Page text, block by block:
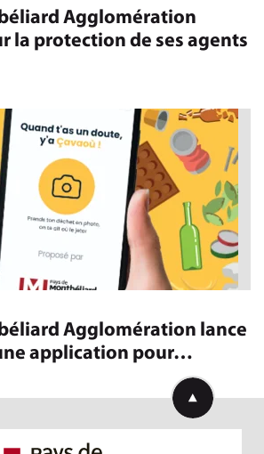
Agglomération
la protection de ses agents
Agglomération lance
application pour…
Retourner en